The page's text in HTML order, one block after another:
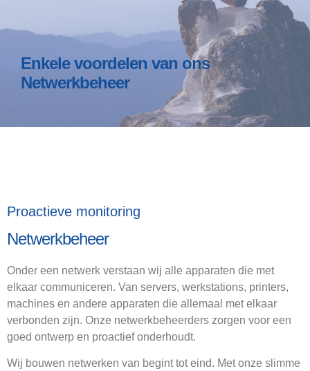
Enkele voordelen van ons
Netwerkbeheer
Proactieve monitoring
Netwerkbeheer
Onder een netwerk verstaan wij alle apparaten die met
elkaar communiceren. Van servers, werkstations, printers,
machines en andere apparaten die allemaal met elkaar
verbonden zijn. Onze netwerkbeheerders zorgen voor een
goed ontwerp en proactief onderhoudt.
Wij bouwen netwerken van begint tot eind. Met onze slimme